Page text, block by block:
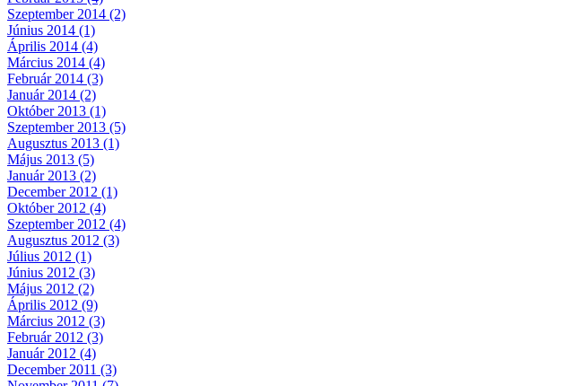
Szeptember 2014 (2)
Június 2014 (1)
Április 2014 (4)
Március 2014 (4)
Február 2014 (3)
Január 2014 (2)
Október 2013 (1)
Szeptember 2013 (5)
Augusztus 2013 (1)
Május 2013 (5)
Január 2013 (2)
December 2012 (1)
Október 2012 (4)
Szeptember 2012 (4)
Augusztus 2012 (3)
Július 2012 (1)
Június 2012 (3)
Május 2012 (2)
Április 2012 (9)
Március 2012 (3)
Február 2012 (3)
Január 2012 (4)
December 2011 (3)